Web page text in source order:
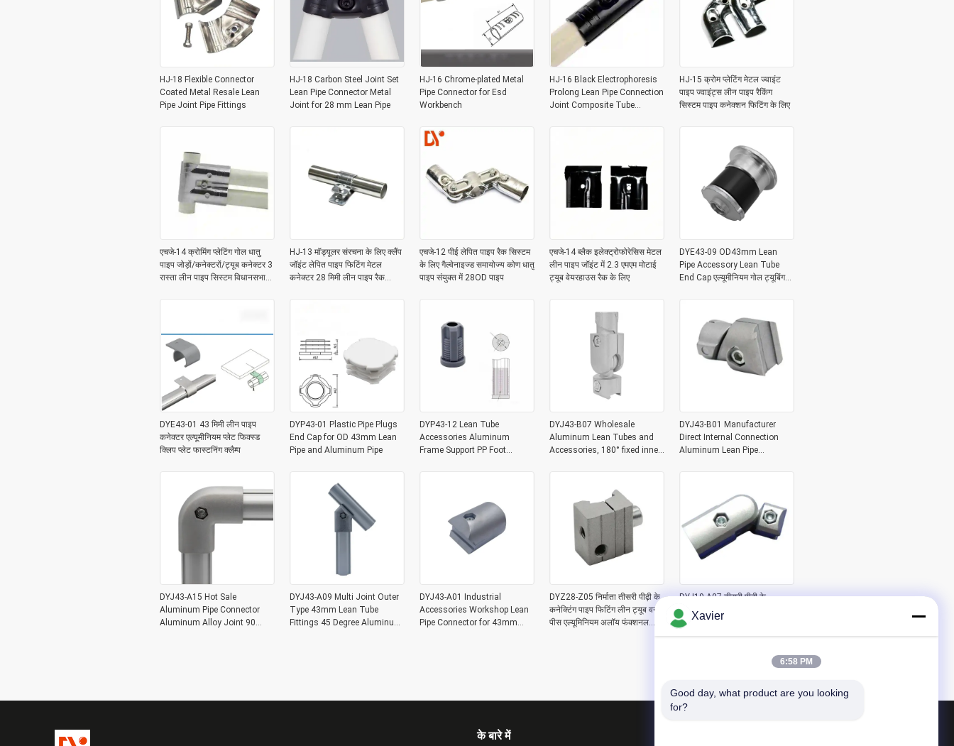
HJ-18 Flexible Connector
Coated Metal Resale Lean
Pipe Joint Pipe Fittings
HJ-18 Carbon Steel Joint Set
Lean Pipe Connector Metal
Joint for 28 mm Lean Pipe
HJ-16 Chrome-plated Metal
Pipe Connector for Esd
Workbench
HJ-16 Black Electrophoresis
Prolong Lean Pipe Connection
Joint Composite Tube
HJ-15 क्रोम प्लेटिंग मेटल ज्वाइंट
पाइप ज्वाइंट्स लीन पाइप रैकिंग
सिस्टम पाइप कनेक्शन फिटिंग के लिए
एचजे-14 क्रोमिंग प्लेटिंग गोल धातु
पाइप जोड़ों/कनेक्टरों/ट्यूब कनेक्टर 3
रास्ता लीन पाइप सिस्टम विधानसभा
HJ-13 मॉड्यूलर संरचना के लिए क्लैंप
जॉइंट लेपित पाइप फिटिंग मेटल
कनेक्टर 28 मिमी लीन पाइप रैक
एचजे-12 पीई लेपित पाइप रैक सिस्टम
के लिए गैल्वेनाइज्ड समायोज्य कोण धातु
पाइप संयुक्त में 28OD पाइप
एचजे-14 ब्लैक इलेक्ट्रोफोरेसिस मेटल
लीन पाइप जॉइंट में 2.3 एमएम मोटाई
ट्यूब वेयरहाउस रैक के लिए
DYE43-09 OD43mm Lean
Pipe Accessory Lean Tube
End Cap एल्यूमीनियम गोल ट्यूबिंग
DYE43-01 43 मिमी लीन पाइप
कनेक्टर एल्यूमीनियम प्लेट फिक्स्ड
क्लिप प्लेट फास्टनिंग क्लैम्प
DYP43-01 Plastic Pipe Plugs
End Cap for OD 43mm Lean
Pipe and Aluminum Pipe
DYP43-12 Lean Tube
Accessories Aluminum
Frame Support PP Foot
DYJ43-B07 Wholesale
Aluminum Lean Tubes and
Accessories, 180° fixed inner
DYJ43-B01 Manufacturer
Direct Internal Connection
Aluminum Lean Pipe
DYJ43-A15 Hot Sale
Aluminum Pipe Connector
Aluminum Alloy Joint 90
DYJ43-A09 Multi Joint Outer
Type 43mm Lean Tube
Fittings 45 Degree Aluminum
DYJ43-A01 Industrial
Accessories Workshop Lean
Pipe Connector for 43mm
DYZ28-Z05 निर्माता तीसरी पीढ़ी के
कनेक्टिंग पाइप फिटिंग लीन ट्यूब वन
पीस एल्यूमिनियम अलॉय फंक्शनल
DYJ19-A07 तीसरी पीढ़ी के
एल्यूमीनियम लीन पाइप असेंबली लाइन
एक्सेसरीज़ वेयरहाउस एल्यूमीनियम
ट्यूब कनेक्टर 180 डिग्री जॉइंट बाहरी
के बारे में
Xavier
6:58 PM
Good day, what product are you looking
for?